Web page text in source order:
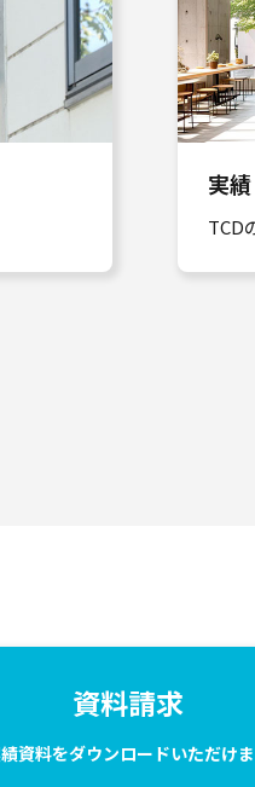
実績
TCD
資料請求
資料をダウンロードいただけ